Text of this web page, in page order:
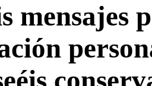
mensajes